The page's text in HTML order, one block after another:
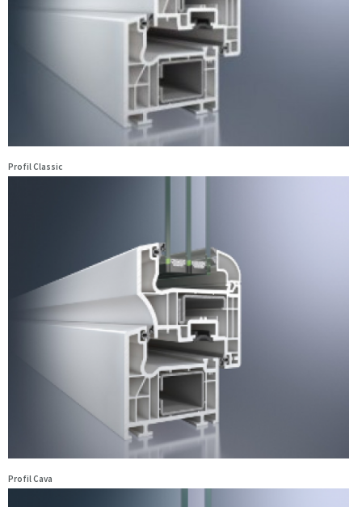
Profil Classic
Profil Cava